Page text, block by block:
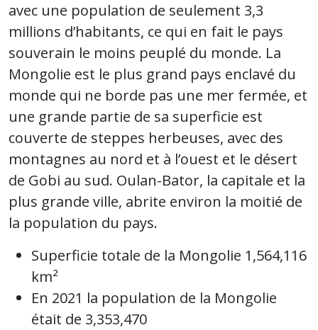
avec une population de seulement 3,3
millions d’habitants, ce qui en fait le pays
souverain le moins peuplé du monde. La
Mongolie est le plus grand pays enclavé du
monde qui ne borde pas une mer fermée, et
une grande partie de sa superficie est
couverte de steppes herbeuses, avec des
montagnes au nord et à l’ouest et le désert
de Gobi au sud. Oulan-Bator, la capitale et la
plus grande ville, abrite environ la moitié de
la population du pays.
Superficie totale de la Mongolie 1,564,116
km²
En 2021 la population de la Mongolie
était de 3,353,470